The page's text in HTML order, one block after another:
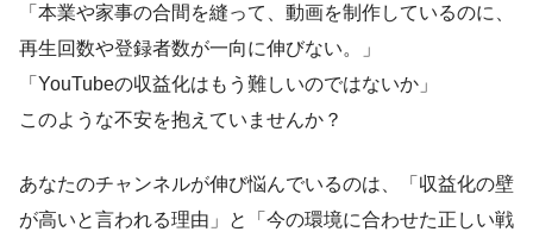
「本業や家事の合間を縫って、動画を制作しているのに、
再生回数や登録者数が一向に伸びない。」
「YouTubeの収益化はもう難しいのではないか」
このような不安を抱えていませんか？
あなたのチャンネルが伸び悩んでいるのは、「収益化の壁
が高いと言われる理由」と「今の環境に合わせた正しい戦